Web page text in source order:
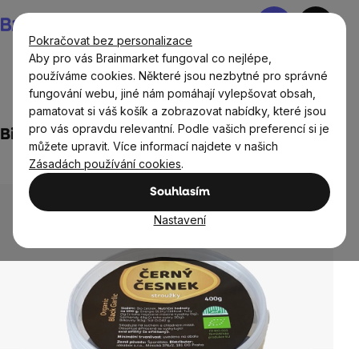
Pokračovat bez personalizace
Aby pro vás Brainmarket fungoval co nejlépe,
používáme cookies. Některé jsou nezbytné pro správné
fungování webu, jiné nám pomáhají vylepšovat obsah,
pamatovat si váš košík a zobrazovat nabídky, které jsou
pro vás opravdu relevantní. Podle vašich preferencí si je
můžete upravit. Více informací najdete v našich
Zásadách používání cookies.
Souhlasím
Nastavení
na
obsah
Nákupní
Potraviny Sušené plody Sušené ovoce a zelenina
Bio černý česnek 400g plast
Průměrné
hodnocení
produktu
5
1 hodnocení